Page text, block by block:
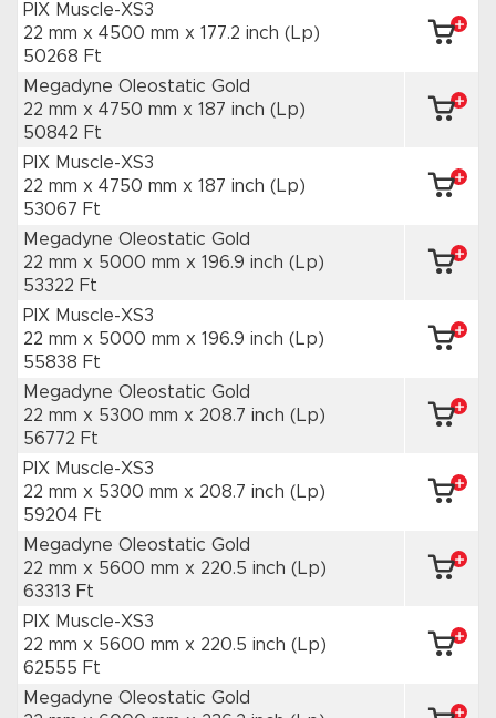
PIX Muscle-XS3
22 mm x 4500 mm x 177.2 inch (Lp)
50268 Ft
Megadyne Oleostatic Gold
22 mm x 4750 mm x 187 inch (Lp)
50842 Ft
PIX Muscle-XS3
22 mm x 4750 mm x 187 inch (Lp)
53067 Ft
Megadyne Oleostatic Gold
22 mm x 5000 mm x 196.9 inch (Lp)
53322 Ft
PIX Muscle-XS3
22 mm x 5000 mm x 196.9 inch (Lp)
55838 Ft
Megadyne Oleostatic Gold
22 mm x 5300 mm x 208.7 inch (Lp)
56772 Ft
PIX Muscle-XS3
22 mm x 5300 mm x 208.7 inch (Lp)
59204 Ft
Megadyne Oleostatic Gold
22 mm x 5600 mm x 220.5 inch (Lp)
63313 Ft
PIX Muscle-XS3
22 mm x 5600 mm x 220.5 inch (Lp)
62555 Ft
Megadyne Oleostatic Gold